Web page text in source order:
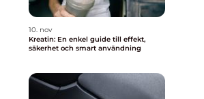
10. nov
Kreatin: En enkel guide till effekt,
säkerhet och smart användning